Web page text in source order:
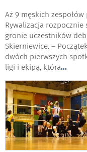
Aż 9 męskich
Rywalizacja rozpocznie
gronie uczestników
Skierniewice. –
dwóch pierwszych
ligi i ekipą, która...